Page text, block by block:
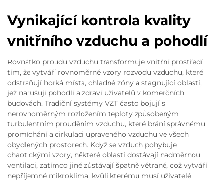
Vynikající kontrola kvality
vnitřního vzduchu a pohodlí
Rovnátko proudu vzduchu transformuje vnitřní prostředí
tím, že vytváří rovnoměrné vzory rozvodu vzduchu, které
odstraňují horká místa, chladné zóny a stagnující oblasti,
jež narušují pohodlí a zdraví uživatelů v komerčních
budovách. Tradiční systémy VZT často bojují s
nerovnoměrným rozložením teploty způsobeným
turbulentním prouděním vzduchu, které brání správnému
promíchání a cirkulaci upraveného vzduchu ve všech
obydlených prostorech. Když se vzduch pohybuje
chaotickými vzory, některé oblasti dostávají nadměrnou
ventilaci, zatímco jiné zůstávají špatně větrané, což vytváří
nepříjemné mikroklima, kvůli kterému musí uživatelé